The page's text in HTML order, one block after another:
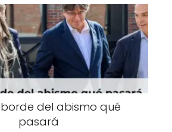
del abismo qué
pasará